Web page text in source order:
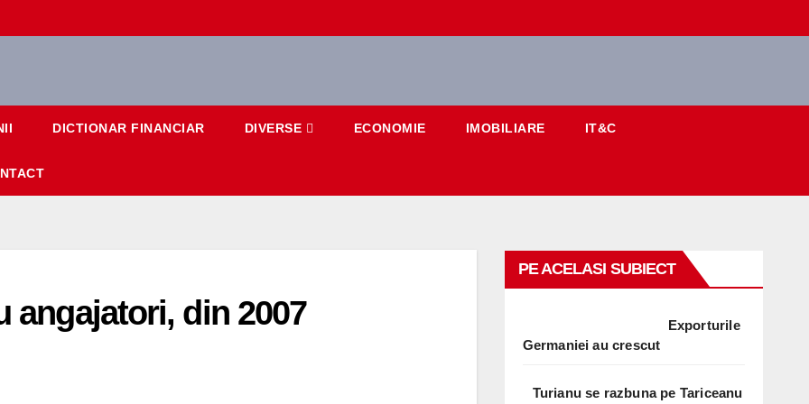
DICTIONAR FINANCIAR DIVERSE ECONOMIE IMOBILIARE IT&C
angajatori, din 2007
PE ACELASI SUBIECT
Exporturile
Germaniei au crescut
Turianu se razbuna pe Tariceanu